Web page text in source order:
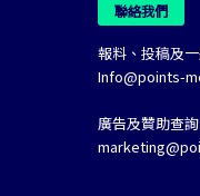
聯絡我們
報料、投稿及一
Info@points-
廣告及贊助查詢: